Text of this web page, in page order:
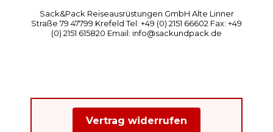
Sack&Pack Reiseausrüstungen GmbH Alte Linner
Straße 79 47799 Krefeld Tel: +49 (0) 2151 66602 Fax: +49
(0) 2151 615820 Email: info@sackundpack.de
Vertrag widerrufen